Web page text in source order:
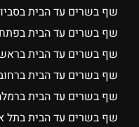
שף בשרים עד הבית
שף בשרים עד הבית
שף בשרים עד הבית
שף בשרים עד הבית
שף בשרים עד הבית
שף בשרים עד הבית בתל